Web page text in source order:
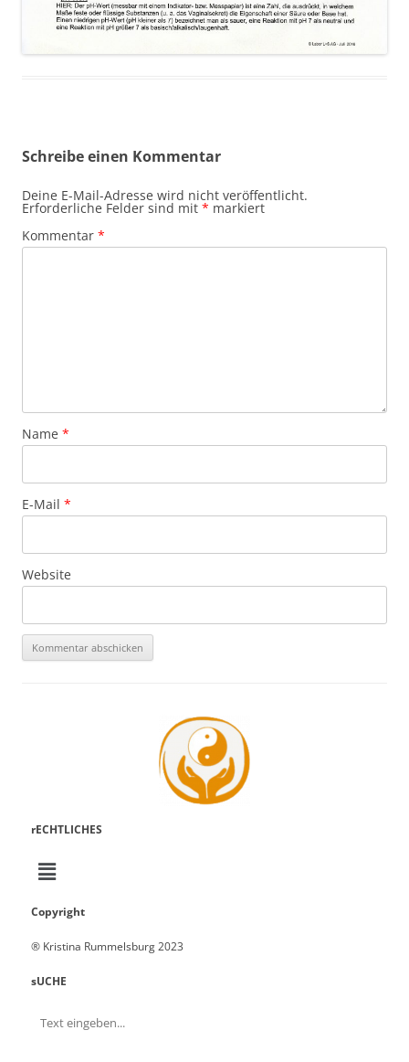
Schreibe einen Kommentar
Deine E-Mail-Adresse wird nicht veröffentlicht.
Erforderliche Felder sind mit * markiert
Kommentar *
Name *
E-Mail *
Website
rECHTLICHES
Copyright
® Kristina Rummelsburg 2023
sUCHE